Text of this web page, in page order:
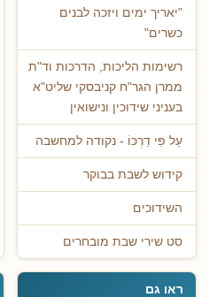
"יאריך ימים ויזכה לבנים
כשרים"
רשימות הליכות, הדרכות וד"ת
ממרן הגר"ח קניבסקי שליט"א
בעניני שידוכין ונישואין
עַל פִּי דַרְכּוֹ - נקודה למחשבה
קידוש לשבת בבוקר
השידוכים
סט שירי שבת מובחרים
ראו גם